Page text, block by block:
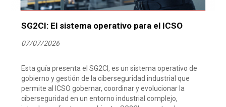
SG2CI: El sistema operativo para el ICSO
07/07/2026
Esta guía presenta el SG2CI, es un sistema operativo de
gobierno y gestión de la ciberseguridad industrial que
permite al ICSO gobernar, coordinar y evolucionar la
ciberseguridad en un entorno industrial complejo,